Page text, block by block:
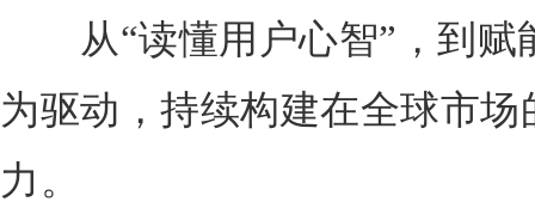
从“读懂用户心智”，到赋
为驱动，持续构建在全球市
力。